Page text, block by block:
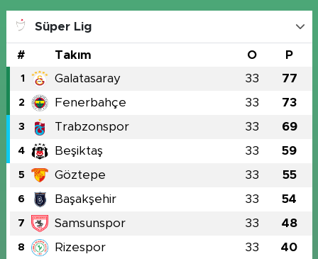
Süper Lig
# Takım O P
1 Galatasaray 33 77
2 Fenerbahçe 33 73
3 Trabzonspor 33 69
4 Beşiktaş 33 59
5 Göztepe 33 55
6 Başakşehir 33 54
7 Samsunspor 33 48
8 Rizespor 33 40